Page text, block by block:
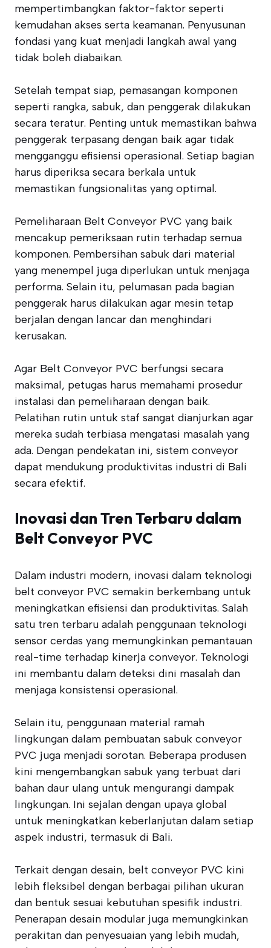
mempertimbangkan faktor-faktor seperti
kemudahan akses serta keamanan. Penyusunan
fondasi yang kuat menjadi langkah awal yang
tidak boleh diabaikan.
Setelah tempat siap, pemasangan komponen
seperti rangka, sabuk, dan penggerak dilakukan
secara teratur. Penting untuk memastikan bahwa
penggerak terpasang dengan baik agar tidak
mengganggu efisiensi operasional. Setiap bagian
harus diperiksa secara berkala untuk
memastikan fungsionalitas yang optimal.
Pemeliharaan Belt Conveyor PVC yang baik
mencakup pemeriksaan rutin terhadap semua
komponen. Pembersihan sabuk dari material
yang menempel juga diperlukan untuk menjaga
performa. Selain itu, pelumasan pada bagian
penggerak harus dilakukan agar mesin tetap
berjalan dengan lancar dan menghindari
kerusakan.
Agar Belt Conveyor PVC berfungsi secara
maksimal, petugas harus memahami prosedur
instalasi dan pemeliharaan dengan baik.
Pelatihan rutin untuk staf sangat dianjurkan agar
mereka sudah terbiasa mengatasi masalah yang
ada. Dengan pendekatan ini, sistem conveyor
dapat mendukung produktivitas industri di Bali
secara efektif.
Inovasi dan Tren Terbaru dalam
Belt Conveyor PVC
Dalam industri modern, inovasi dalam teknologi
belt conveyor PVC semakin berkembang untuk
meningkatkan efisiensi dan produktivitas. Salah
satu tren terbaru adalah penggunaan teknologi
sensor cerdas yang memungkinkan pemantauan
real-time terhadap kinerja conveyor. Teknologi
ini membantu dalam deteksi dini masalah dan
menjaga konsistensi operasional.
Selain itu, penggunaan material ramah
lingkungan dalam pembuatan sabuk conveyor
PVC juga menjadi sorotan. Beberapa produsen
kini mengembangkan sabuk yang terbuat dari
bahan daur ulang untuk mengurangi dampak
lingkungan. Ini sejalan dengan upaya global
untuk meningkatkan keberlanjutan dalam setiap
aspek industri, termasuk di Bali.
Terkait dengan desain, belt conveyor PVC kini
lebih fleksibel dengan berbagai pilihan ukuran
dan bentuk sesuai kebutuhan spesifik industri.
Penerapan desain modular juga memungkinkan
perakitan dan penyesuaian yang lebih mudah,